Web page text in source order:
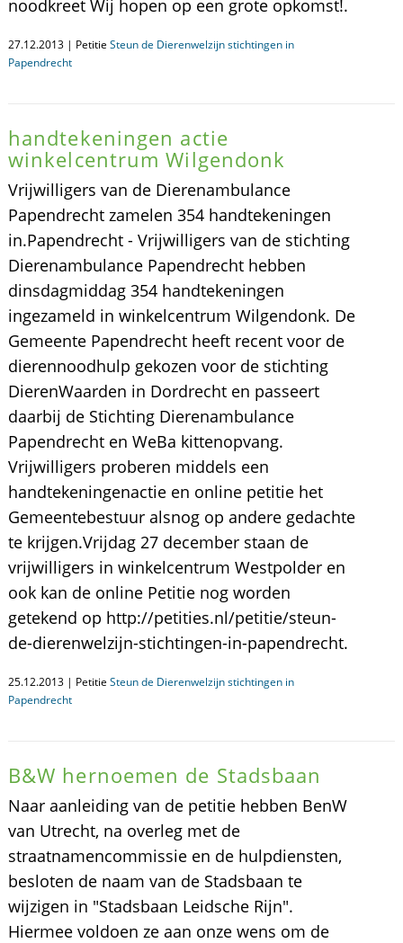
noodkreet Wij hopen op een grote opkomst!.
27.12.2013 | Petitie Steun de Dierenwelzijn stichtingen in
Papendrecht
handtekeningen actie
winkelcentrum Wilgendonk
Vrijwilligers van de Dierenambulance
Papendrecht zamelen 354 handtekeningen
in.Papendrecht - Vrijwilligers van de stichting
Dierenambulance Papendrecht hebben
dinsdagmiddag 354 handtekeningen
ingezameld in winkelcentrum Wilgendonk. De
Gemeente Papendrecht heeft recent voor de
dierennoodhulp gekozen voor de stichting
DierenWaarden in Dordrecht en passeert
daarbij de Stichting Dierenambulance
Papendrecht en WeBa kittenopvang.
Vrijwilligers proberen middels een
handtekeningenactie en online petitie het
Gemeentebestuur alsnog op andere gedachte
te krijgen.Vrijdag 27 december staan de
vrijwilligers in winkelcentrum Westpolder en
ook kan de online Petitie nog worden
getekend op http://petities.nl/petitie/steun-
de-dierenwelzijn-stichtingen-in-papendrecht.
25.12.2013 | Petitie Steun de Dierenwelzijn stichtingen in
Papendrecht
B&W hernoemen de Stadsbaan
Naar aanleiding van de petitie hebben BenW
van Utrecht, na overleg met de
straatnamencommissie en de hulpdiensten,
besloten de naam van de Stadsbaan te
wijzigen in "Stadsbaan Leidsche Rijn".
Hiermee voldoen ze aan onze wens om de